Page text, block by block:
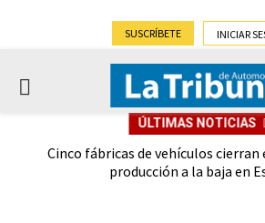
SUSCRÍBETE INICIAR
PRIMARY
ÚLTIMAS NOTICIAS
Cinco fábricas de vehículos
producción a la baja en